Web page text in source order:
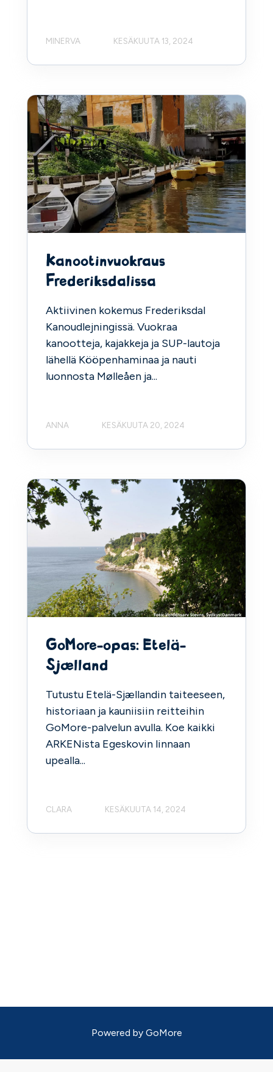
MINERVA KESÄKUUTA 13, 2024
Kanootinvuokraus
Frederiksdalissa
Aktiivinen kokemus Frederiksdal
Kanoudlejningissä. Vuokraa
kanootteja, kajakkeja ja SUP-lautoja
lähellä Kööpenhaminaa ja nauti
luonnosta Mølleåen ja...
ANNA KESÄKUUTA 20, 2024
GoMore-opas: Etelä-
Sjælland
Tutustu Etelä-Sjællandin taiteeseen,
historiaan ja kauniisiin reitteihin
GoMore-palvelun avulla. Koe kaikki
ARKENista Egeskovin linnaan
upealla...
CLARA KESÄKUUTA 14, 2024
Powered by GoMore